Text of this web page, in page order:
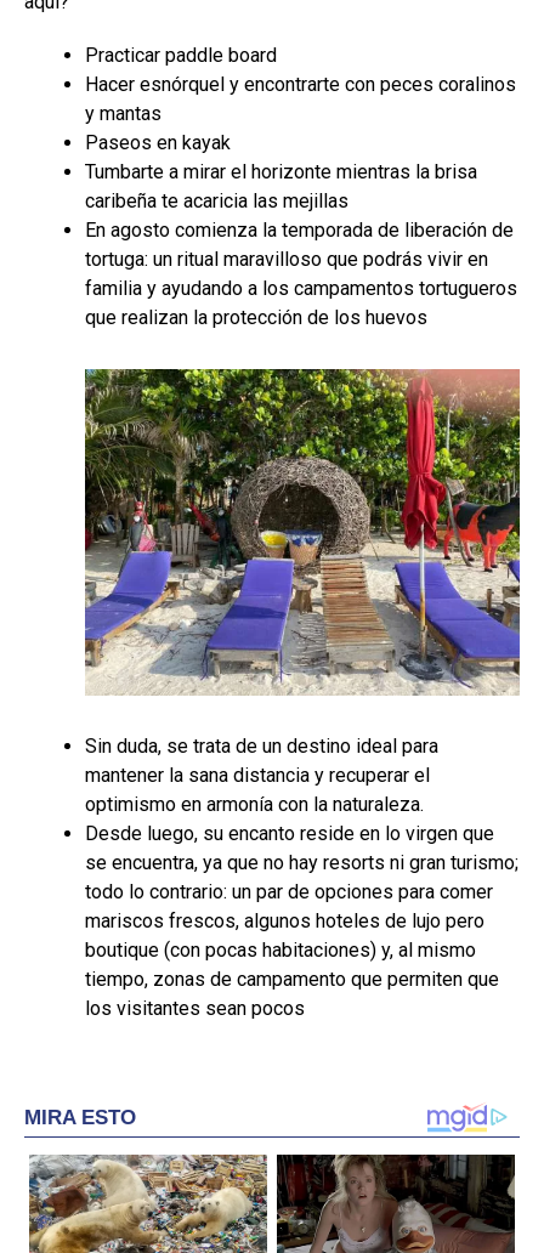
Practicar paddle board
Hacer esnórquel y encontrarte con peces coralinos
y mantas
Paseos en kayak
Tumbarte a mirar el horizonte mientras la brisa
caribeña te acaricia las mejillas
En agosto comienza la temporada de liberación de
tortuga: un ritual maravilloso que podrás vivir en
familia y ayudando a los campamentos tortugueros
que realizan la protección de los huevos
Sin duda, se trata de un destino ideal para
mantener la sana distancia y recuperar el
optimismo en armonía con la naturaleza.
Desde luego, su encanto reside en lo virgen que
se encuentra, ya que no hay resorts ni gran turismo;
todo lo contrario: un par de opciones para comer
mariscos frescos, algunos hoteles de lujo pero
boutique (con pocas habitaciones) y, al mismo
tiempo, zonas de campamento que permiten que
los visitantes sean pocos